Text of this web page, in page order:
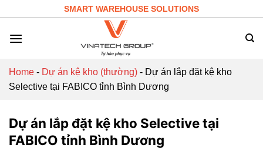
content
SMART WAREHOUSE SOLUTIONS
Home - Dự án kệ kho (thường) - Dự án lắp đặt kệ kho
Selective tại FABICO tỉnh Bình Dương
Dự án lắp đặt kệ kho Selective tại
FABICO tỉnh Bình Dương